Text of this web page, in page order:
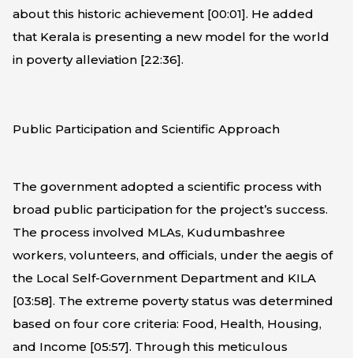
about this historic achievement [00:01]. He added
that Kerala is presenting a new model for the world
in poverty alleviation [22:36].
Public Participation and Scientific Approach
The government adopted a scientific process with
broad public participation for the project’s success.
The process involved MLAs, Kudumbashree
workers, volunteers, and officials, under the aegis of
the Local Self-Government Department and KILA
[03:58]. The extreme poverty status was determined
based on four core criteria: Food, Health, Housing,
and Income [05:57]. Through this meticulous